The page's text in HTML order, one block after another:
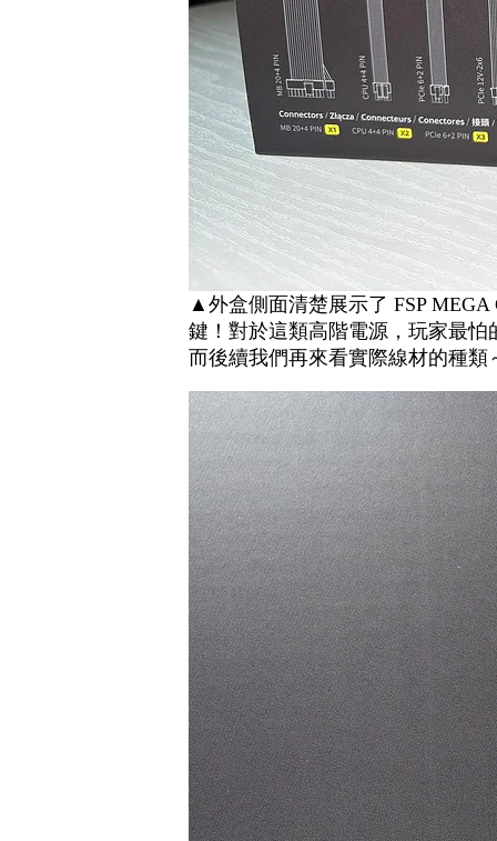
▲外盒側面清楚展示了 FSP
鍵！對於這類高階電源，玩家最
而後續我們再來看實際線材的種類